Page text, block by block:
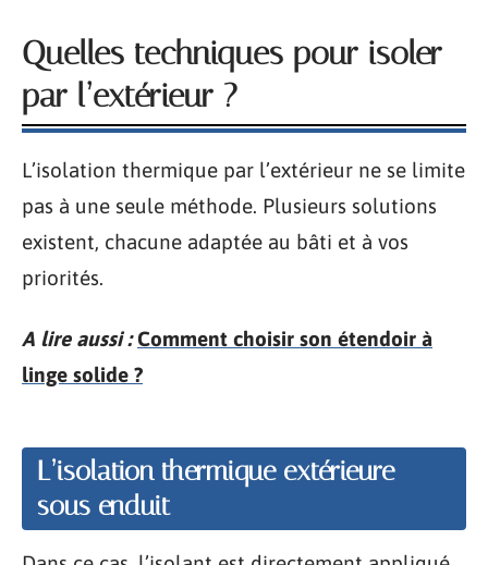
Quelles techniques pour isoler
par l’extérieur ?
L’isolation thermique par l’extérieur ne se limite
pas à une seule méthode. Plusieurs solutions
existent, chacune adaptée au bâti et à vos
priorités.
A lire aussi : Comment choisir son étendoir à
linge solide ?
L’isolation thermique extérieure
sous enduit